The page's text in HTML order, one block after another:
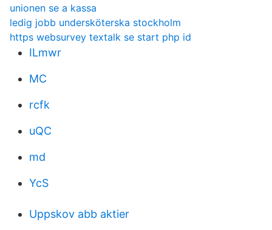
unionen se a kassa
ledig jobb undersköterska stockholm
https websurvey textalk se start php id
ILmwr
MC
rcfk
uQC
md
YcS
Uppskov abb aktier